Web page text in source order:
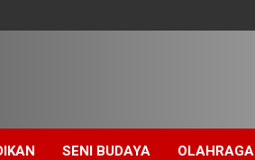
SENI BUDAYA OLAHRAGA